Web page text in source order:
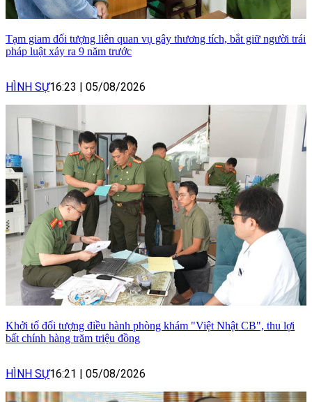
Tạm giam đối tượng liên quan vụ gây thương tích, bắt giữ người trái
pháp luật xảy ra 9 năm trước
HÌNH SỰ16:23 | 05/08/2026
Khởi tố đối tượng điều hành phòng khám "Việt Nhật CB", thu lợi
bất chính hàng trăm triệu đồng
HÌNH SỰ16:21 | 05/08/2026